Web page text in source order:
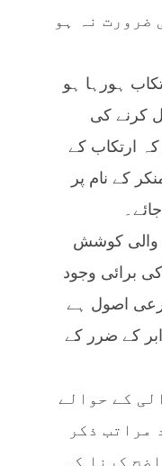
ضرورت نہ ہو
ہورہا ہو
کرنے کی
ارتکاب کے
کے نام پر
والی کوشش
کی برائی وجود
اصول ہے
کے ضرر کے
کے حوالے
مراتب ذکر
کرنا کہ